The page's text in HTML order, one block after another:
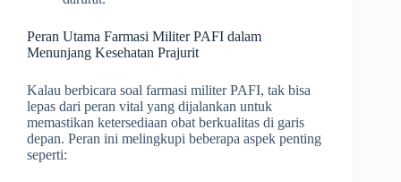
Peran Utama Farmasi Militer PAFI dalam
Menunjang Kesehatan Prajurit
Kalau berbicara soal farmasi militer PAFI, tak bisa
lepas dari peran vital yang dijalankan untuk
memastikan ketersediaan obat berkualitas di garis
depan. Peran ini melingkupi beberapa aspek penting
seperti: